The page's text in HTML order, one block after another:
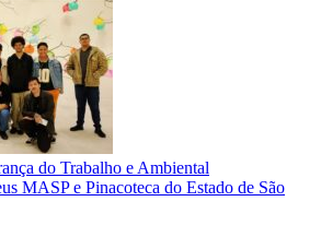
do Trabalho e Ambiental
MASP e Pinacoteca do Estado de São